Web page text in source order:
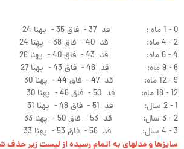
0 - 1 ماه : قد 37 - فاق 35 - پهنا 24
2 - 4 ماه: قد 40 - فاق 38 - پهنا 24
4 - 6 ماه: قد 43 - فاق 40 - پهنا 26
6 - 9 ماه: قد 46 - فاق 43 - پهنا 27
9 - 12 ماه: قد 47 - فاق 44 - پهنا 30
12 - 18 ماه: قد 50 - فاق 46 - پهنا 30
1 - 2 سال: قد 51 - فاق 48 - پهنا 31
2 - 3 سال: قد 53 - فاق 50 - پهنا 33
3 - 4 سال: قد 56 - فاق 53 - پهنا 33
سایزها و مدلهای به اتمام رسیده از لیست زیر حذف